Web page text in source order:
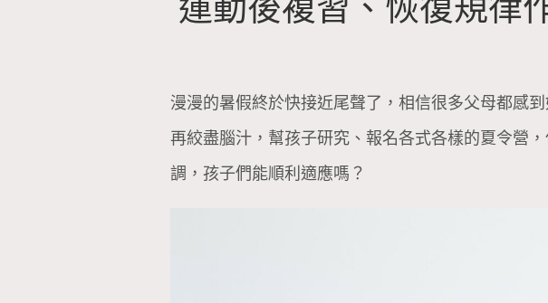
運動後複習、恢復規律
漫漫的暑假終於快接近尾聲了，相信很多父母都感
再絞盡腦汁，幫孩子研究、報名各式各樣的夏令營
調，孩子們能順利適應嗎？